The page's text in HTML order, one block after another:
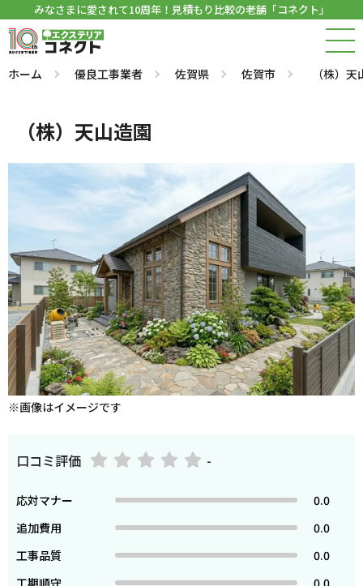
みなさまに愛されて10周年！見積もり比較の老舗「コネクト」
ホーム 優良工事業者 佐賀県 佐賀市 （株）
（株）天山造園
※画像はイメージです
口コミ評価 -
応対マナー
0.0
追加費用
0.0
工事品質
0.0